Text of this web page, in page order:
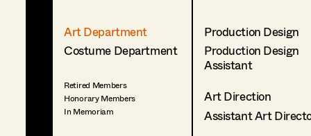
Art Department
Costume Department
Retired Members
Honorary Members
In Memoriam
Production Design
Production Design
Assistant
Art Direction
Assistant Art